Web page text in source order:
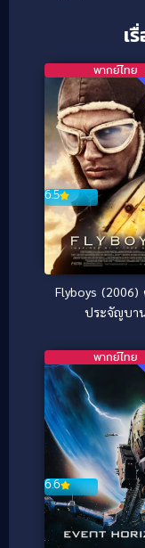
เ
6.5
พากย์ไทย
Flyboys
ประจัญบา
6.6
พากย์ไทย